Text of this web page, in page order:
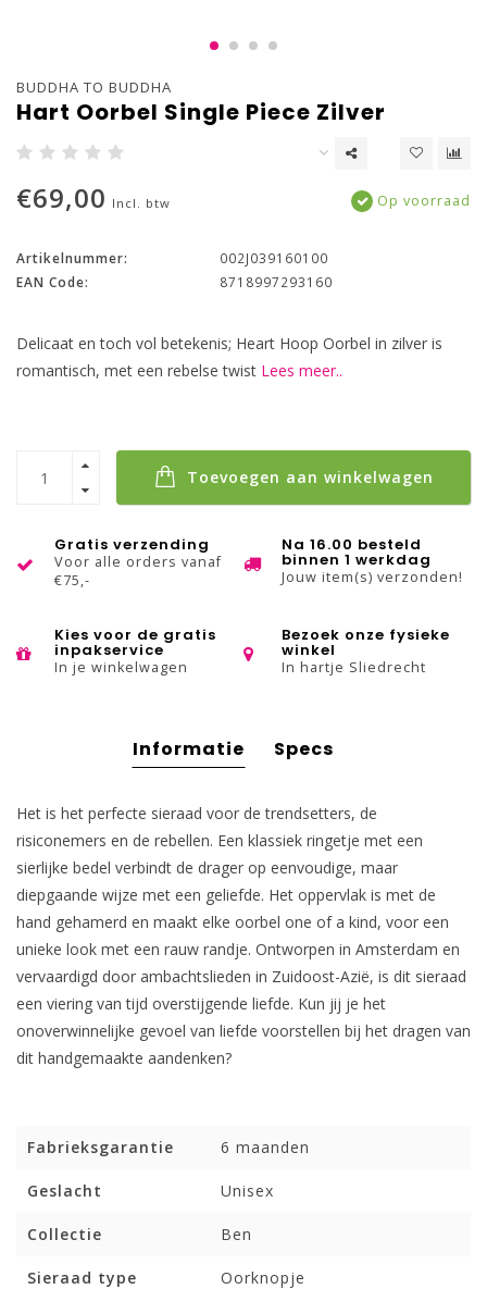
BUDDHA TO BUDDHA
Hart Oorbel Single Piece Zilver
€69,00 Incl. btw Op voorraad
Artikelnummer:
002J039160100
EAN Code:
8718997293160
Delicaat en toch vol betekenis; Heart Hoop Oorbel in zilver is
romantisch, met een rebelse twist Lees meer..
Toevoegen aan winkelwagen
Gratis verzending
Voor alle orders vanaf
€75,-
Na 16.00 besteld
binnen 1 werkdag
Jouw item(s) verzonden!
Kies voor de gratis
inpakservice
In je winkelwagen
Bezoek onze fysieke
winkel
In hartje Sliedrecht
Informatie Specs
Het is het perfecte sieraad voor de trendsetters, de
risiconemers en de rebellen. Een klassiek ringetje met een
sierlijke bedel verbindt de drager op eenvoudige, maar
diepgaande wijze met een geliefde. Het oppervlak is met de
hand gehamerd en maakt elke oorbel one of a kind, voor een
unieke look met een rauw randje. Ontworpen in Amsterdam en
vervaardigd door ambachtslieden in Zuidoost-Azië, is dit sieraad
een viering van tijd overstijgende liefde. Kun jij je het
onoverwinnelijke gevoel van liefde voorstellen bij het dragen van
dit handgemaakte aandenken?
Fabrieksgarantie 6 maanden
Geslacht Unisex
Collectie Ben
Sieraad type Oorknopje